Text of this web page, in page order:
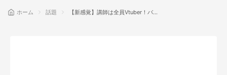
ホーム 話題
【新感覚】講師は全員Vtuber！バー